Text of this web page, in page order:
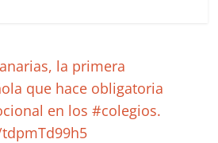
la primera
que hace obligatoria
en los #colegios.